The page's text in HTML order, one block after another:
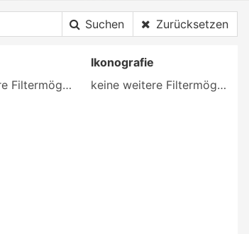
Suchen Zurücksetzen
keine weitere Filtermöglichkeit
Ikonografie
keine weitere Filtermöglichkeit